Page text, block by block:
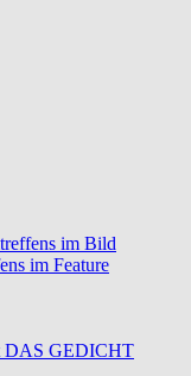
im Bild
im Feature
DAS GEDICHT